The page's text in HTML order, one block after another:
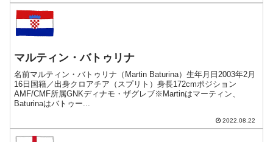
マルティン・バトゥリナ
名前マルティン・バトゥリナ（Martin Baturina）生年月日2003年2月
16日国籍／出身クロアチア（スプリト）身長172cmポジション
AMF/CMF所属GNKディナモ・ザグレブ※Martinはマーティン、
Baturinaはバトゥー...
2022.08.22